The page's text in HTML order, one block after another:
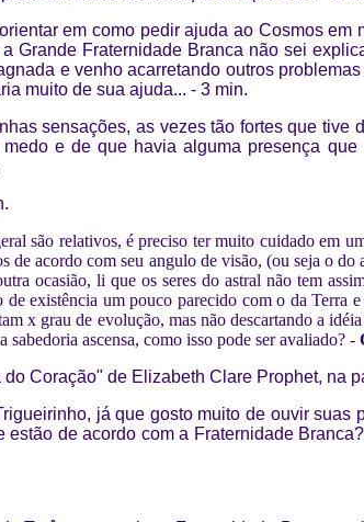
em como pedir ajuda ao Cosmos
Grande Fraternidade Branca não sei
e venho acarretando outros
muito de sua ajuda... - 3 min.
sensações, as vezes tão fortes que
e de que havia alguma presença
são relativos, é preciso ter muito cuidado em
de acordo com seu angulo de visão, (ou seja o
ocasião, li que os seres do astral não tem
existência um pouco parecido com o da
x grau de evolução, mas não descartando a
ascensa, como isso pode ser avaliado? -
Coração" de Elizabeth Clare Prophet, na
já que gosto muito de ouvir
de acordo com a Fraternidade